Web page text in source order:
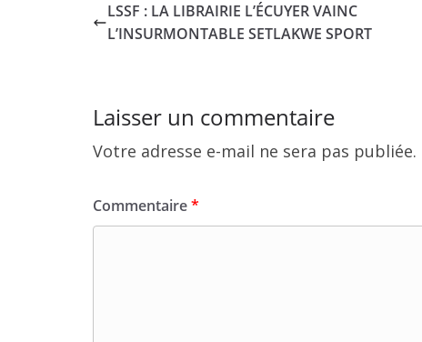
LSSF : LA LIBRAIRIE L’ÉCUYER VAINC
L’INSURMONTABLE SETLAKWE SPORT
Laisser un commentaire
Votre adresse e-mail ne sera pas publiée.
Commentaire*